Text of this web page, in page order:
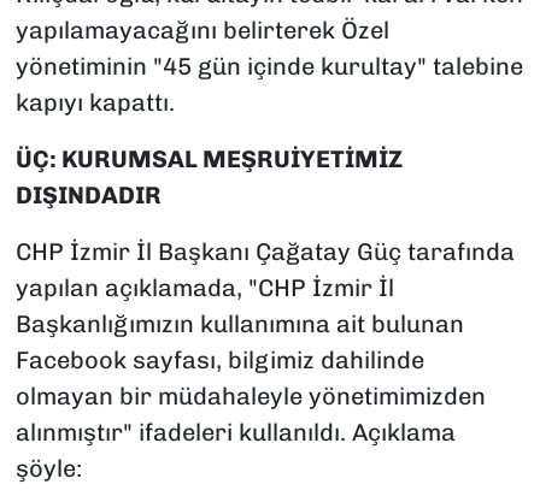
yapılamayacağını belirterek Özel
yönetiminin "45 gün içinde kurultay" talebine
kapıyı kapattı.
ÜÇ: KURUMSAL MEŞRUİYETİMİZ
DIŞINDADIR
CHP İzmir İl Başkanı Çağatay Güç tarafında
yapılan açıklamada, "CHP İzmir İl
Başkanlığımızın kullanımına ait bulunan
Facebook sayfası, bilgimiz dahilinde
olmayan bir müdahaleyle yönetimimizden
alınmıştır" ifadeleri kullanıldı. Açıklama
şöyle: